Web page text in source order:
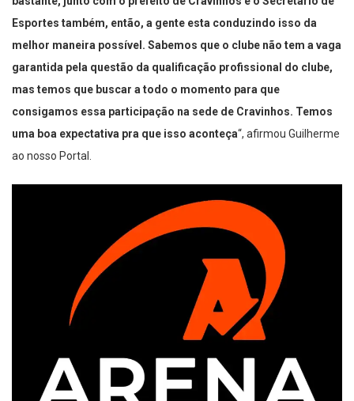
bastante, junto com o prefeito de Cravinhos e o Secretário de
Esportes também, então, a gente esta conduzindo isso da
melhor maneira possível. Sabemos que o clube não tem a vaga
garantida pela questão da qualificação profissional do clube,
mas temos que buscar a todo o momento para que
consigamos essa participação na sede de Cravinhos. Temos
uma boa expectativa pra que isso aconteça “, afirmou Guilherme
ao nosso Portal.